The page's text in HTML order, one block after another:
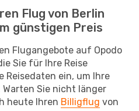
Flug von Berlin
günstigen Preis
Flugangebote auf Opodo
Sie für Ihre Reise
Reisedaten ein, um Ihre
Sie nicht länger
heute Ihren Billigflug von